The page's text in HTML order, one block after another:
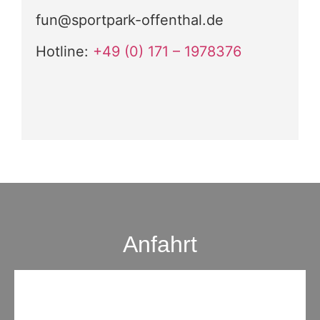
fun@sportpark-offenthal.de
Hotline: +49 (0) 171 – 1978376
Anfahrt